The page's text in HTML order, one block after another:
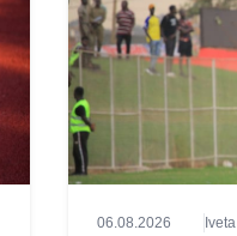
06.08.2026 Iveta